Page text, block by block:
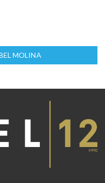
MOLINA